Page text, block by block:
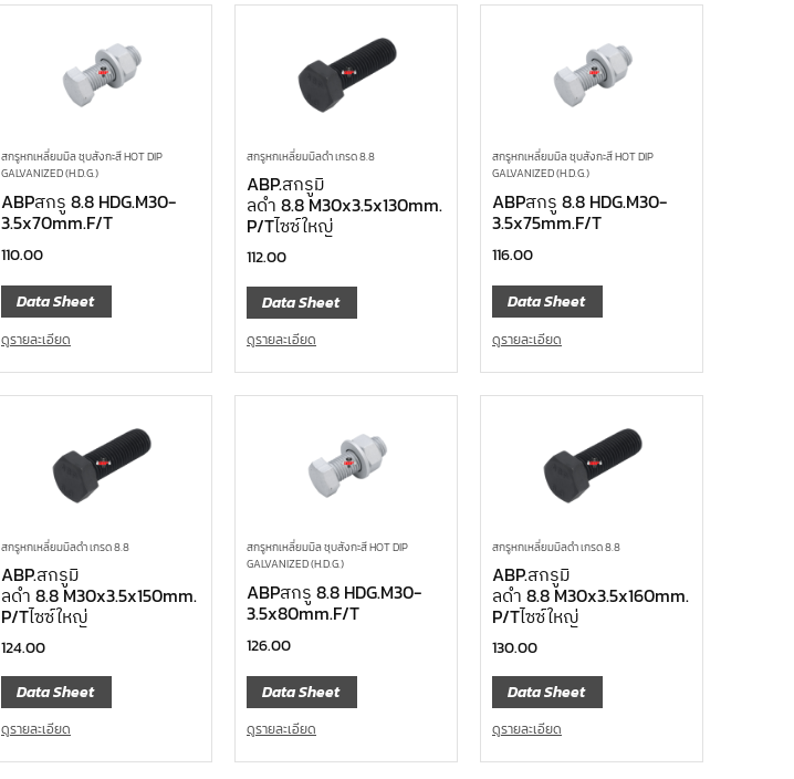
สกรูหกเหลี่ยมมิล ชุบสังกะสี HOT DIP
GALVANIZED (H.D.G.)
ABPสกรู 8.8 HDG.M30-
3.5x70mm.F/T
110.00
Data Sheet
ดูรายละเอียด
สกรูหกเหลี่ยมมิลดำ เกรด 8.8
ABP.สกรูมิ
ลดำ 8.8 M30x3.5x130mm.
P/Tไซซ์ใหญ่
112.00
Data Sheet
ดูรายละเอียด
สกรูหกเหลี่ยมมิล ชุบสังกะสี HOT DIP
GALVANIZED (H.D.G.)
ABPสกรู 8.8 HDG.M30-
3.5x75mm.F/T
116.00
Data Sheet
ดูรายละเอียด
สกรูหกเหลี่ยมมิลดำ เกรด 8.8
ABP.สกรูมิ
ลดำ 8.8 M30x3.5x150mm.
P/Tไซซ์ใหญ่
124.00
Data Sheet
ดูรายละเอียด
สกรูหกเหลี่ยมมิล ชุบสังกะสี HOT DIP
GALVANIZED (H.D.G.)
ABPสกรู 8.8 HDG.M30-
3.5x80mm.F/T
126.00
Data Sheet
ดูรายละเอียด
สกรูหกเหลี่ยมมิลดำ เกรด 8.8
ABP.สกรูมิ
ลดำ 8.8 M30x3.5x160mm.
P/Tไซซ์ใหญ่
130.00
Data Sheet
ดูรายละเอียด